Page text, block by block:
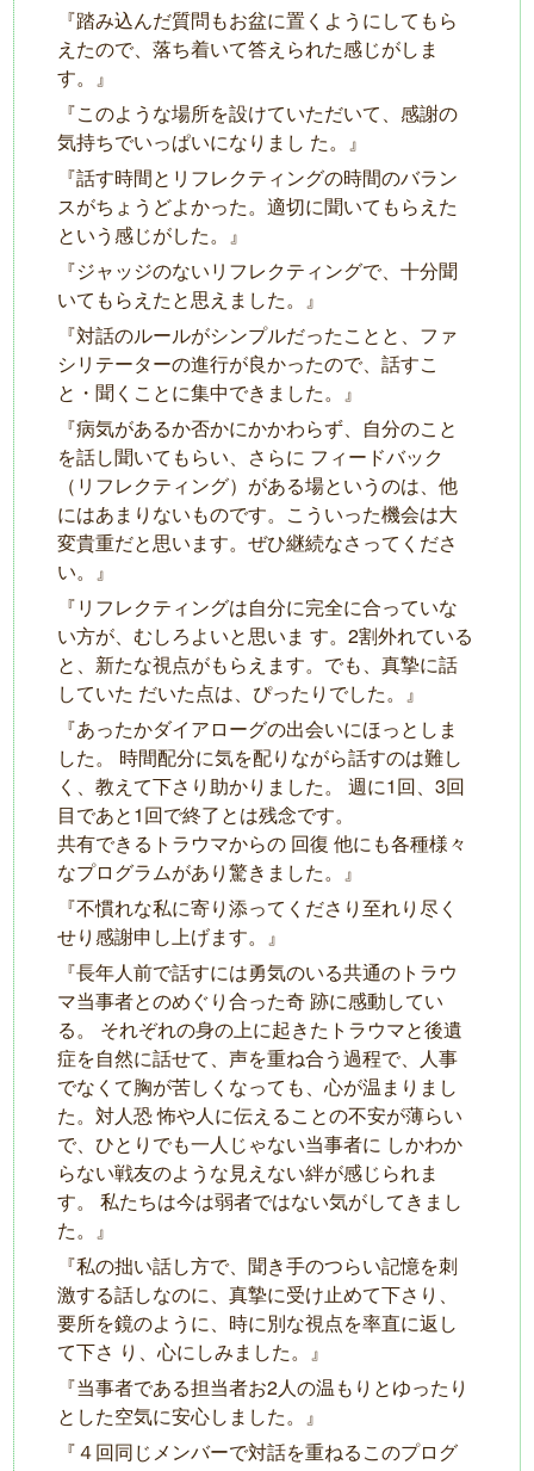
『踏み込んだ質問もお盆に置くようにしてもら
えたので、落ち着いて答えられた感じがしま
す。』
『このような場所を設けていただいて、感謝の
気持ちでいっぱいになりまし た。』
『話す時間とリフレクティングの時間のバラン
スがちょうどよかった。適切に聞いてもらえた
という感じがした。』
『ジャッジのないリフレクティングで、⼗分聞
いてもらえたと思えました。』
『対話のルールがシンプルだったことと、ファ
シリテーターの進⾏が良かったので、話すこ
と・聞くことに集中できました。』
『病気があるか否かにかかわらず、⾃分のこと
を話し聞いてもらい、さらに フィードバック
（リフレクティング）がある場というのは、他
にはあまりないものです。こういった機会は⼤
変貴重だと思います。ぜひ継続なさってくださ
い。』
『リフレクティングは⾃分に完全に合っていな
い⽅が、むしろよいと思いま す。2割外れている
と、新たな視点がもらえます。でも、真摯に話
していた だいた点は、ぴったりでした。』
『あったかダイアローグの出会いにほっとしま
した。 時間配分に気を配りながら話すのは難し
く、教えて下さり助かりました。 週に1回、3回
⽬であと1回で終了とは残念です。
共有できるトラウマからの 回復 他にも各種様々
なプログラムがあり驚きました。』
『不慣れな私に寄り添ってくださり⾄れり尽く
せり感謝申し上げます。』
『⻑年⼈前で話すには勇気のいる共通のトラウ
マ当事者とのめぐり合った奇 跡に感動してい
る。 それぞれの⾝の上に起きたトラウマと後遺
症を⾃然に話せて、声を重ね合う過程で、⼈事
でなくて胸が苦しくなっても、⼼が温まりまし
た。対⼈恐 怖や⼈に伝えることの不安が薄らい
で、ひとりでも⼀⼈じゃない当事者に しかわか
らない戦友のような⾒えない絆が感じられま
す。 私たちは今は弱者ではない気がしてきまし
た。』
『私の拙い話し⽅で、聞き⼿のつらい記憶を刺
激する話しなのに、真摯に受け⽌めて下さり、
要所を鏡のように、時に別な視点を率直に返し
て下さ り、⼼にしみました。』
『当事者である担当者お2⼈の温もりとゆったり
とした空気に安心しました。』
『４回同じメンバーで対話を重ねるこのプログ